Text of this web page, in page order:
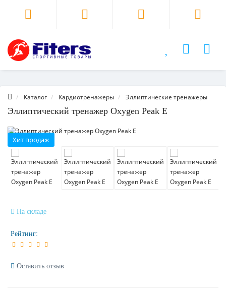
Каталог Кардиотренажеры Эллиптические тренажеры
Эллиптический тренажер Oxygen Peak E
Хит продаж
На складе
Рейтинг:
Оставить отзыв